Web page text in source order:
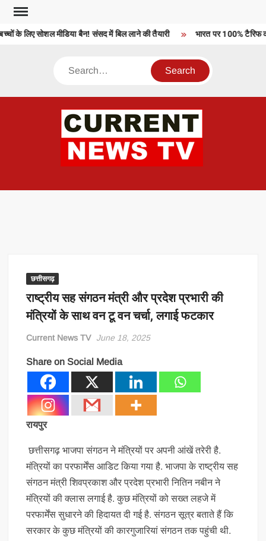
Skip
content
के लिए सोशल मीडिया बैन! संसद में बिल लाने की तैयारी भारत पर 100% टैरिफ
Search
छत्तीसगढ़
राष्ट्रीय सह संगठन मंत्री और प्रदेश प्रभारी की
मंत्रियों के साथ वन टू वन चर्चा, लगाई फटकार
Current News TV June 18, 2025
Share on Social Media
रायपुर
छत्तीसगढ़ भाजपा संगठन ने मंत्रियों पर अपनी आंखें तरेरी है.
मंत्रियों का परफार्मेंस आडिट किया गया है. भाजपा के राष्ट्रीय सह
संगठन मंत्री शिवप्रकाश और प्रदेश प्रभारी नितिन नबीन ने
मंत्रियों की क्लास लगाई है. कुछ मंत्रियों को सख्त लहजे में
परफार्मेंस सुधारने की हिदायत दी गई है. संगठन सूत्र बताते हैं कि
सरकार के कुछ मंत्रियों की कारगुजारियां संगठन तक पहुंची थी.